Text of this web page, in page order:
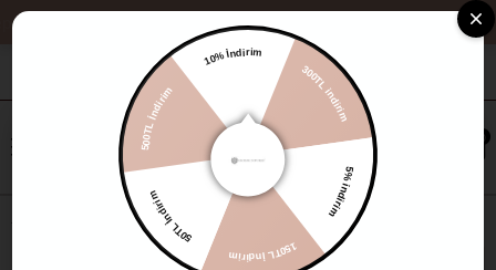
+90 216 485 60 90 Kampanyalar
0
Triko Elbise
10% İndirim
300TL indirim
5% indirim
150TL İndirim
50TL İndirim
500TL İndirim